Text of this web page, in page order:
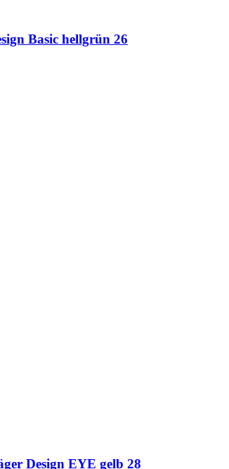
Basic hellgrün 26
Design EYE gelb 28